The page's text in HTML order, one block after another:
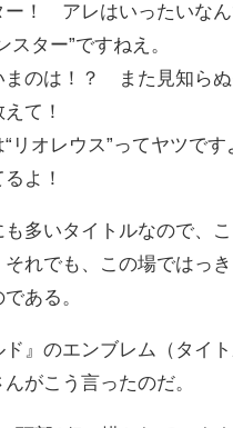
ー！ アレはいったいなん
ター”ですねえ。
は！？ また見知らぬ
て！
オレウス”ってヤツです
よ！
多いタイトルなので、
れでも、この場ではっ
ある。
』のエンブレム（タイ
がこう言ったのだ。